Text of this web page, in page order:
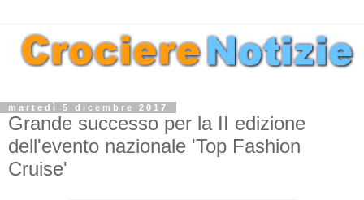
martedì 5 dicembre 2017
Grande successo per la II edizione
dell'evento nazionale 'Top Fashion
Cruise'